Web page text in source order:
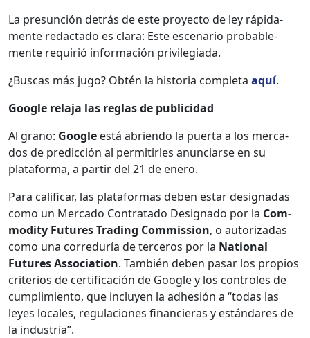
La pre­sun­ción detrás de este proyec­to de ley ráp­i­da­
mente redac­ta­do es clara: Este esce­nario prob­a­ble­
mente requir­ió infor­ma­ción priv­i­le­gia­da.
¿Bus­cas más jugo? Obtén la his­to­ria com­ple­ta aquí.
Google rela­ja las reglas de pub­li­ci­dad
Al gra­no: Google está abrien­do la puer­ta a los mer­ca­
dos de predic­ción al per­mi­tir­les anun­cia­rse en su
platafor­ma, a par­tir del 21 de enero.
Para cal­i­ficar, las platafor­mas deben estar des­ig­nadas
como un Mer­ca­do Con­trata­do Des­ig­na­do por la Com­
mod­i­ty Futures Trad­ing Com­mis­sion, o autor­izadas
como una corre­duría de ter­ceros por la Nation­al
Futures Asso­ci­a­tion. Tam­bién deben pasar los pro­pios
cri­te­rios de cer­ti­fi­cación de Google y los con­troles de
cumplim­ien­to, que incluyen la adhe­sión a “todas las
leyes locales, reg­u­la­ciones financieras y están­dares de
la indus­tria”.